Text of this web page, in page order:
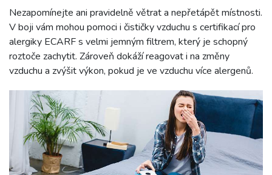
Nezapomínejte ani pravidelně větrat a nepřetápět místnosti.
V boji vám mohou pomoci i čističky vzduchu s certifikací pro
alergiky ECARF s velmi jemným filtrem, který je schopný
roztoče zachytit. Zároveň dokáží reagovat i na změny
vzduchu a zvýšit výkon, pokud je ve vzduchu více alergenů.